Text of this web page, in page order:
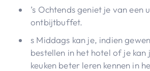
’s Ochtends geniet je van een
ontbijtbuffet.
s Middags kan je, indien
bestellen in het hotel of je kan
keuken beter leren kennen in